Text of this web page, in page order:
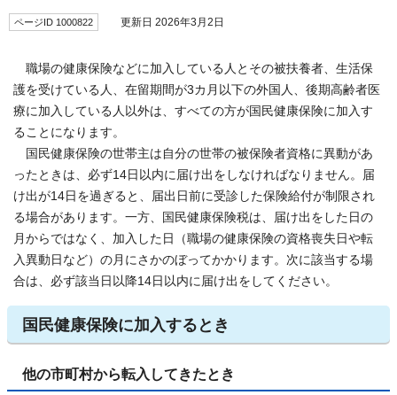
ページID 1000822 更新日 2026年3月2日
職場の健康保険などに加入している人とその被扶養者、生活保
護を受けている人、在留期間が3カ月以下の外国人、後期高齢者医
療に加入している人以外は、すべての方が国民健康保険に加入す
ることになります。
国民健康保険の世帯主は自分の世帯の被保険者資格に異動があ
ったときは、必ず14日以内に届け出をしなければなりません。届
け出が14日を過ぎると、届出日前に受診した保険給付が制限され
る場合があります。一方、国民健康保険税は、届け出をした日の
月からではなく、加入した日（職場の健康保険の資格喪失日や転
入異動日など）の月にさかのぼってかかります。次に該当する場
合は、必ず該当日以降14日以内に届け出をしてください。
国民健康保険に加入するとき
他の市町村から転入してきたとき